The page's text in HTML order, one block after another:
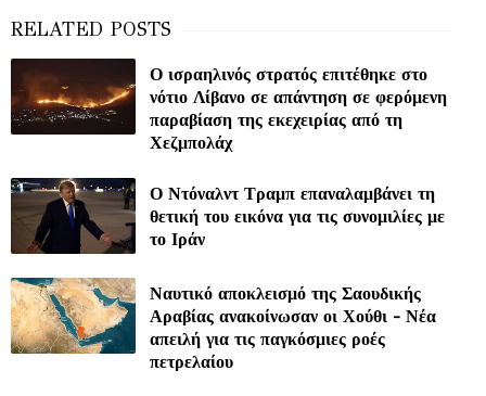
Ο ισραηλινός στρατός επιτέθηκε στο
νότιο Λίβανο σε απάντηση σε φερόμενη
παραβίαση της εκεχειρίας από τη
Χεζμπολάχ
Ο Ντόναλντ Τραμπ επαναλαμβάνει τη
θετική του εικόνα για τις συνομιλίες με
το Ιράν
Ναυτικό αποκλεισμό της Σαουδικής
Αραβίας ανακοίνωσαν οι Χούθι - Νέα
απειλή για τις παγκόσμιες ροές
πετρελαίου